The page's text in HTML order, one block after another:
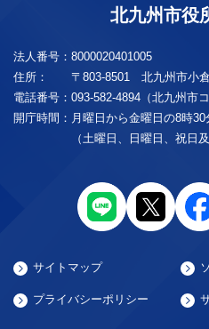
北九州市役
法人番号： 8000020401005
住所：
〒803-8501 北九州市小
電話番号： 093-582-4894（北九州市
開庁時間： 月曜日から金曜日の8時
（土曜日、日曜日、祝日
サイトマップ
プライバシーポリシー